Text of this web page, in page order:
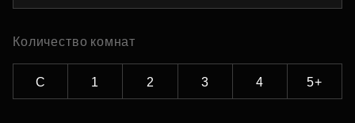
Количество комнат
С 1 2 3 4 5+